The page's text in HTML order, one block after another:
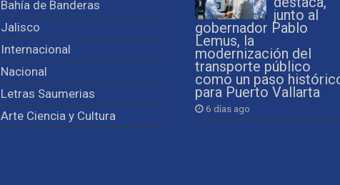
Bahía de Banderas
Jalisco
Internacional
Nacional
Letras Saumerias
Arte Ciencia y Cultura
junto al
gobernador Pablo
Lemus, la
modernización del
transporte público
como un paso
para Puerto Vallarta
6 días ago